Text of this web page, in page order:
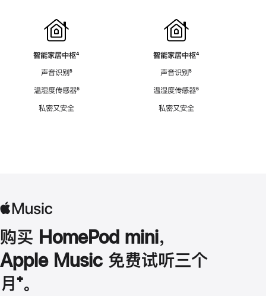
智能家居中枢脚
⁴
声音识别脚
⁵
温湿度传感器脚
⁶
私密又安全
智能家居中枢脚
⁴
声音识别脚
⁵
温湿度传感器脚
⁶
私密又安全
购买 HomePod mini，
Apple Music 免费试听三个
月 脚
⁺。